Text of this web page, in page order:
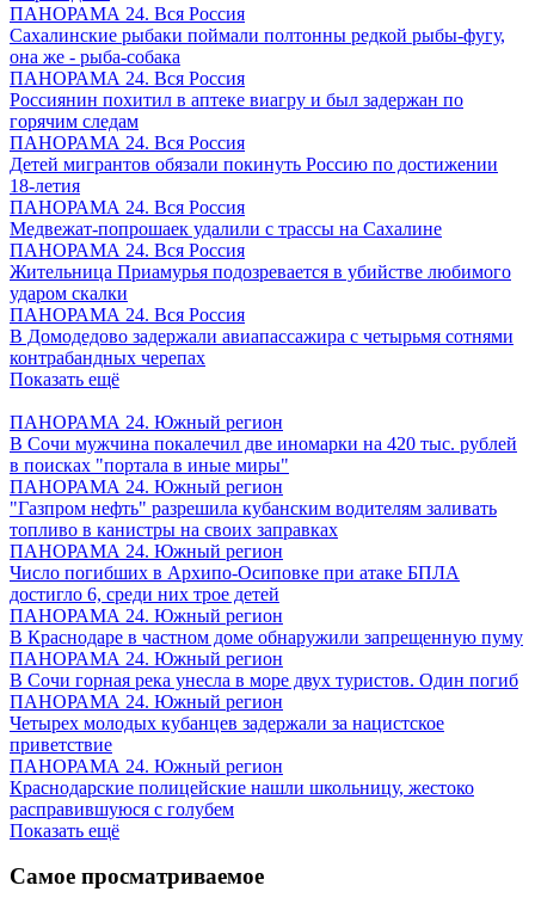
ПАНОРАМА 24. Вся Россия
Сахалинские рыбаки поймали полтонны редкой рыбы-фугу,
она же - рыба-собака
ПАНОРАМА 24. Вся Россия
Россиянин похитил в аптеке виагру и был задержан по
горячим следам
ПАНОРАМА 24. Вся Россия
Детей мигрантов обязали покинуть Россию по достижении
18-летия
ПАНОРАМА 24. Вся Россия
Медвежат-попрошаек удалили с трассы на Сахалине
ПАНОРАМА 24. Вся Россия
Жительница Приамурья подозревается в убийстве любимого
ударом скалки
ПАНОРАМА 24. Вся Россия
В Домодедово задержали авиапассажира с четырьмя сотнями
контрабандных черепах
Показать ещё
ПАНОРАМА 24. Южный регион
В Сочи мужчина покалечил две иномарки на 420 тыс. рублей
в поисках "портала в иные миры"
ПАНОРАМА 24. Южный регион
"Газпром нефть" разрешила кубанским водителям заливать
топливо в канистры на своих заправках
ПАНОРАМА 24. Южный регион
Число погибших в Архипо-Осиповке при атаке БПЛА
достигло 6, среди них трое детей
ПАНОРАМА 24. Южный регион
В Краснодаре в частном доме обнаружили запрещенную пуму
ПАНОРАМА 24. Южный регион
В Сочи горная река унесла в море двух туристов. Один погиб
ПАНОРАМА 24. Южный регион
Четырех молодых кубанцев задержали за нацистское
приветствие
ПАНОРАМА 24. Южный регион
Краснодарские полицейские нашли школьницу, жестоко
расправившуюся с голубем
Показать ещё
Самое просматриваемое